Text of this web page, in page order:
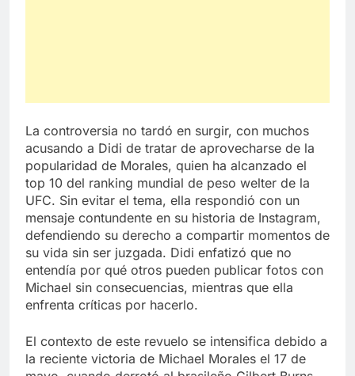
La controversia no tardó en surgir, con muchos
acusando a Didi de tratar de aprovecharse de la
popularidad de Morales, quien ha alcanzado el
top 10 del ranking mundial de peso welter de la
UFC. Sin evitar el tema, ella respondió con un
mensaje contundente en su historia de Instagram,
defendiendo su derecho a compartir momentos de
su vida sin ser juzgada. Didi enfatizó que no
entendía por qué otros pueden publicar fotos con
Michael sin consecuencias, mientras que ella
enfrenta críticas por hacerlo.
El contexto de este revuelo se intensifica debido a
la reciente victoria de Michael Morales el 17 de